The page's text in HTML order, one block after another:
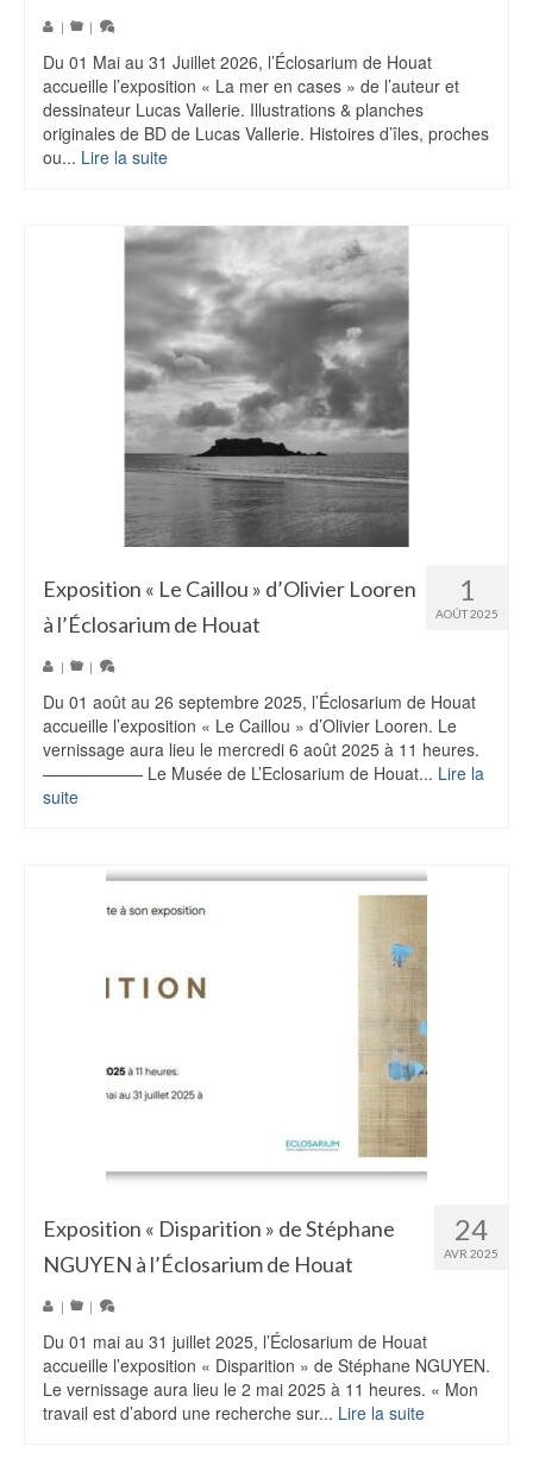
| |
Du 01 Mai au 31 Juillet 2026, l’Éclosarium de Houat
accueille l’exposition « La mer en cases » de l’auteur et
dessinateur Lucas Vallerie. Illustrations & planches
originales de BD de Lucas Vallerie. Histoires d’îles, proches
ou... Lire la suite
1
AOÛT 2025
Exposition « Le Caillou » d’Olivier Looren
à l’Éclosarium de Houat
| |
Du 01 août au 26 septembre 2025, l’Éclosarium de Houat
accueille l’exposition « Le Caillou » d’Olivier Looren. Le
vernissage aura lieu le mercredi 6 août 2025 à 11 heures.
—————— Le Musée de L’Eclosarium de Houat... Lire la
suite
24
AVR 2025
Exposition « Disparition » de Stéphane
NGUYEN à l’Éclosarium de Houat
| |
Du 01 mai au 31 juillet 2025, l’Éclosarium de Houat
accueille l’exposition « Disparition » de Stéphane NGUYEN.
Le vernissage aura lieu le 2 mai 2025 à 11 heures. « Mon
travail est d’abord une recherche sur... Lire la suite